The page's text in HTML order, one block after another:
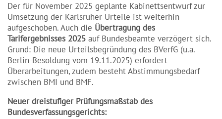
Der für November 2025 geplante Kabinettsentwurf zur
Umsetzung der Karlsruher Urteile ist weiterhin
aufgeschoben. Auch die Übertragung des
Tarifergebnisses 2025 auf Bundesbeamte verzögert sich.
Grund: Die neue Urteilsbegründung des BVerfG (u.a.
Berlin-Besoldung vom 19.11.2025) erfordert
Überarbeitungen, zudem besteht Abstimmungsbedarf
zwischen BMI und BMF.
Neuer dreistufiger Prüfungsmaßstab des
Bundesverfassungsgerichts: